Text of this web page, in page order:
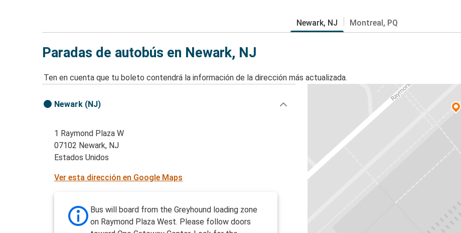
Newark, NJ Montreal, PQ
Paradas de autobús en Newark, NJ
Ten en cuenta que tu boleto contendrá la información de la dirección más actualizada.
Newark (NJ)
1 Raymond Plaza W
07102 Newark, NJ
Estados Unidos
Ver esta dirección en Google Maps
Bus will board from the Greyhound loading zone
on Raymond Plaza West. Please follow doors